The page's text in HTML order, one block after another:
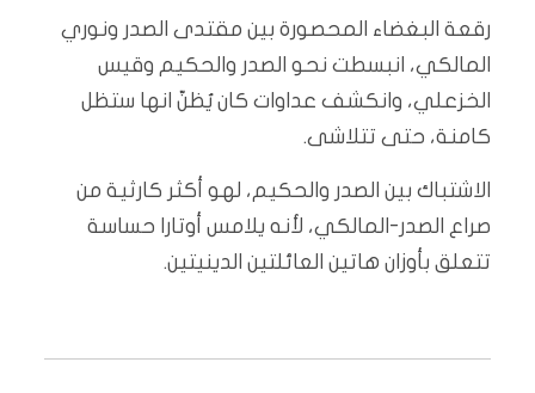
رقعة البغضاء المحصورة بين مقتدى الصدر ونوري
المالكي، انبسطت نحو الصدر والحكيم وقيس
الخزعلي، وانكشف عداوات كان يُظنّ انها ستظل
كامنة، حتى تتلاشى.
الاشتباك بين الصدر والحكيم، لهو أكثر كارثية من
صراع الصدر-المالكي، لأنه يلامس أوتارا حساسة
تتعلق بأوزان هاتين العائلتين الدينيتين.